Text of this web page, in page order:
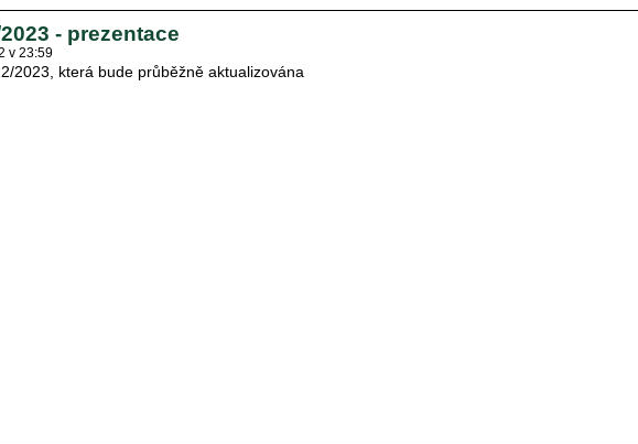
- prezentace
v 23:59
2023, která bude průběžně aktualizována